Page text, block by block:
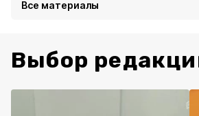
Все материалы
Выбор